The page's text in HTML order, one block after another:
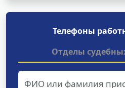
Телефоны
Отделы